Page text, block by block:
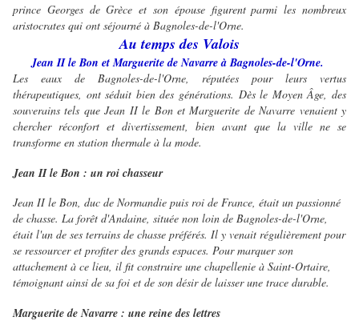
prince Georges de Grèce et son épouse figurent parmi les nombreux
aristocrates qui ont séjourné à Bagnoles-de-l'Orne.
Au temps des Valois
Jean II le Bon et Marguerite de Navarre à Bagnoles-de-l'Orne.
Les eaux de Bagnoles-de-l'Orne, réputées pour leurs vertus
thérapeutiques, ont séduit bien des générations. Dès le Moyen Âge, des
souverains tels que Jean II le Bon et Marguerite de Navarre venaient y
chercher réconfort et divertissement, bien avant que la ville ne se
transforme en station thermale à la mode.
Jean II le Bon : un roi chasseur
Jean II le Bon, duc de Normandie puis roi de France, était un passionné
de chasse. La forêt d'Andaine, située non loin de Bagnoles-de-l'Orne,
était l'un de ses terrains de chasse préférés. Il y venait régulièrement pour
se ressourcer et profiter des grands espaces. Pour marquer son
attachement à ce lieu, il fit construire une chapellenie à Saint-Ortaire,
témoignant ainsi de sa foi et de son désir de laisser une trace durable.
Marguerite de Navarre : une reine des lettres